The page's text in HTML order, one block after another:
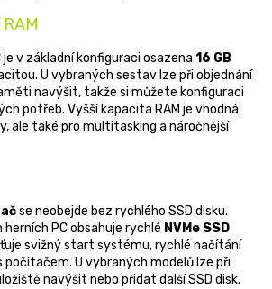
je v základní konfiguraci osazena 16 GB
U vybraných sestav lze při objednání
navýšit, takže si můžete konfiguraci
potřeb. Vyšší kapacita RAM je vhodná
ale také pro multitasking a náročnější
se neobejde bez rychlého SSD disku.
PC obsahuje rychlé NVMe SSD
svižný start systému, rychlé načítání
počítačem. U vybraných modelů lze při
navýšit nebo přidat další SSD disk.